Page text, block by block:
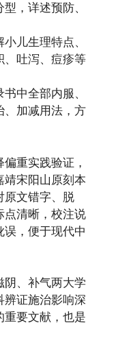
，详述预防、
儿生理特点、
、吐泻、痘疹等
中全部内服、
、加减用法，方
重实践验证，
靖宋阳山原刻本
原文错字、脱
点清晰，校注说
误，便于现代中
阴、补气两大学
辨证施治影响深
重要文献，也是